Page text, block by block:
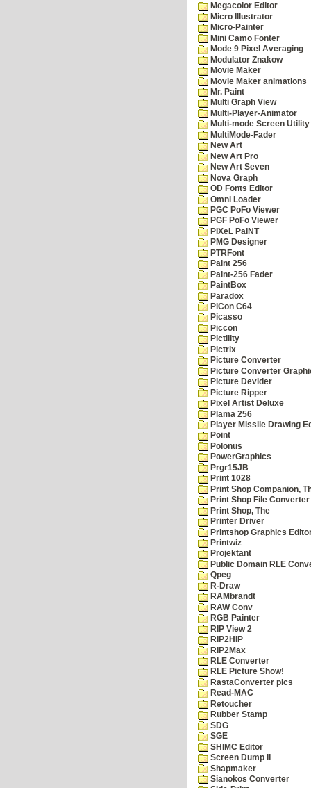
Megacolor Editor
Micro Illustrator
Micro-Painter
Mini Camo Fonter
Mode 9 Pixel Averaging
Modulator Znakow
Movie Maker
Movie Maker animations
Mr. Paint
Multi Graph View
Multi-Player-Animator
Multi-mode Screen Utility
MultiMode-Fader
New Art
New Art Pro
New Art Seven
Nova Graph
OD Fonts Editor
Omni Loader
PGC PoFo Viewer
PGF PoFo Viewer
PIXeL PaINT
PMG Designer
PTRFont
Paint 256
Paint-256 Fader
PaintBox
Paradox
PiCon C64
Picasso
Piccon
Pictility
Pictrix
Picture Converter
Picture Converter
Picture Devider
Picture Ripper
Pixel Artist Deluxe
Plama 256
Player Missile Drawing
Point
Polonus
PowerGraphics
Prgr15JB
Print 1028
Print Shop Companion,
Print Shop File Converter
Print Shop, The
Printer Driver
Printshop Graphics
Printwiz
Projektant
Public Domain RLE
Qpeg
R-Draw
RAMbrandt
RAW Conv
RGB Painter
RIP View 2
RIP2HIP
RIP2Max
RLE Converter
RLE Picture Show!
RastaConverter pics
Read-MAC
Retoucher
Rubber Stamp
SDG
SGE
SHIMC Editor
Screen Dump II
Shapmaker
Sianokos Converter